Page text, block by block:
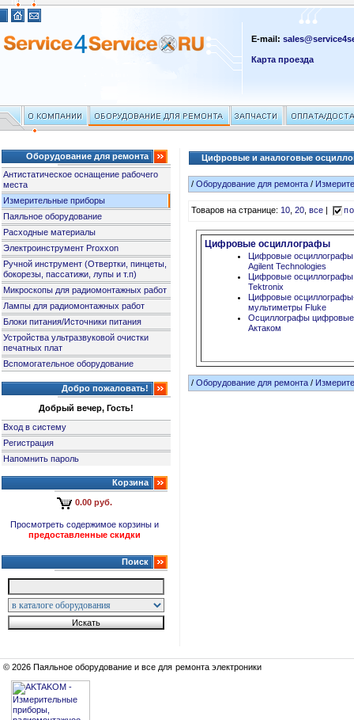
E-mail:
Карта проезда
Оборудование для ремонта
Антистатическое оснащение рабочего
места
Измерительные приборы
Паяльное оборудование
Расходные материалы
Электроинструмент Proxxon
Ручной инструмент (Отвертки, пинцеты,
бокорезы, пассатижи, лупы и т.п)
Микроскопы для радиомонтажных работ
Лампы для радиомонтажных работ
Блоки питания/Источники питания
Устройства ультразвуковой очистки
печатных плат
Вспомогательное оборудование
Добро пожаловать!
Добрый вечер, Гость!
Вход в систему
Регистрация
Напомнить пароль
Корзина
0.00 руб.
Просмотреть содержимое корзины и
предоставленные скидки
Поиск
Цифровые и аналоговые
/Оборудование для ремонта /
Товаров на странице:10,20,все
Цифровые осциллографы
Цифровые осциллографы
Agilent Technologies
Цифровые осциллографы
Tektronix
Цифровые
мультиметры Fluke
Осциллографы цифровые
Актаком
/Оборудование для ремонта /
© 2026 Паяльное оборудование и все для ремонта электроники